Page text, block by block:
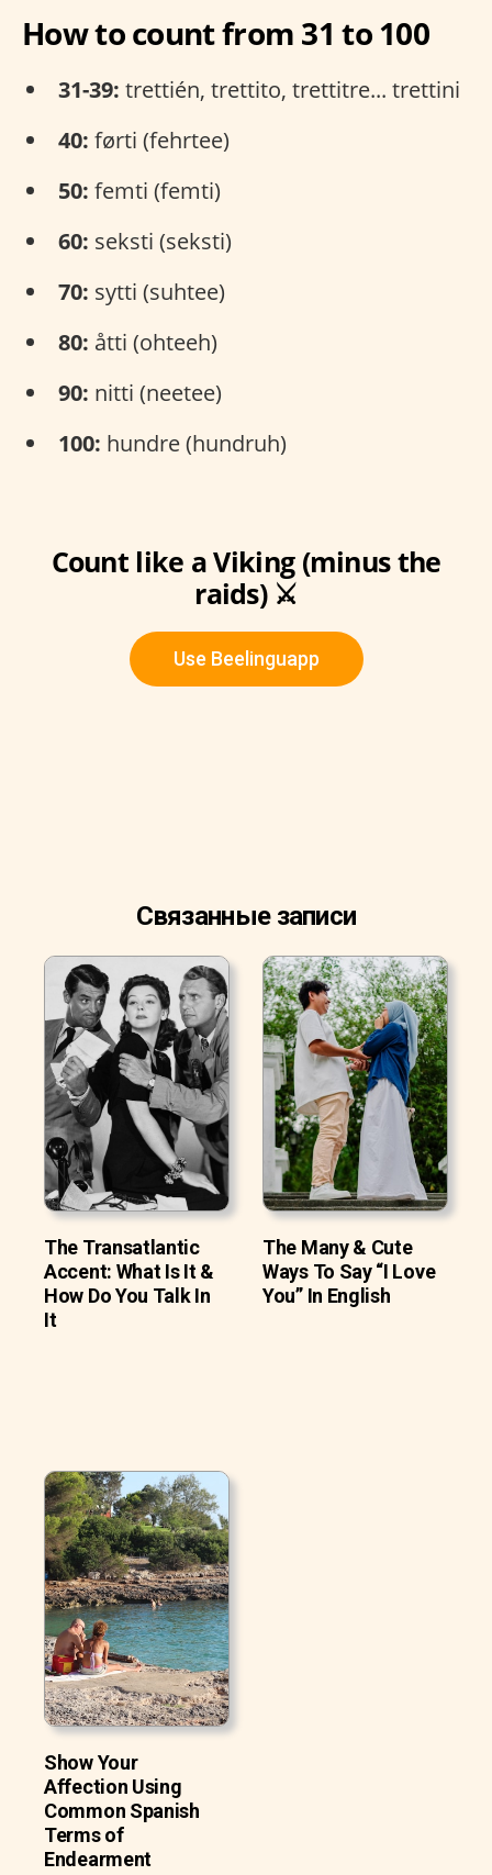
How to count from 31 to 100
31-39: trettién, trettito, trettitre... trettini
40: førti (fehrtee)
50: femti (femti)
60: seksti (seksti)
70: sytti (suhtee)
80: åtti (ohteeh)
90: nitti (neetee)
100: hundre (hundruh)
Count like a Viking (minus the
raids) ⚔️
Use Beelinguapp
Связанные записи
The Transatlantic
Accent: What Is It &
How Do You Talk In
It
The Many & Cute
Ways To Say “I Love
You” In English
Show Your
Affection Using
Common Spanish
Terms of
Endearment